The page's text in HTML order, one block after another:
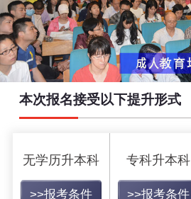
本次报名接受以下提升形式
无学历升本科
>>报考条件
专科升本科
>>报考条件